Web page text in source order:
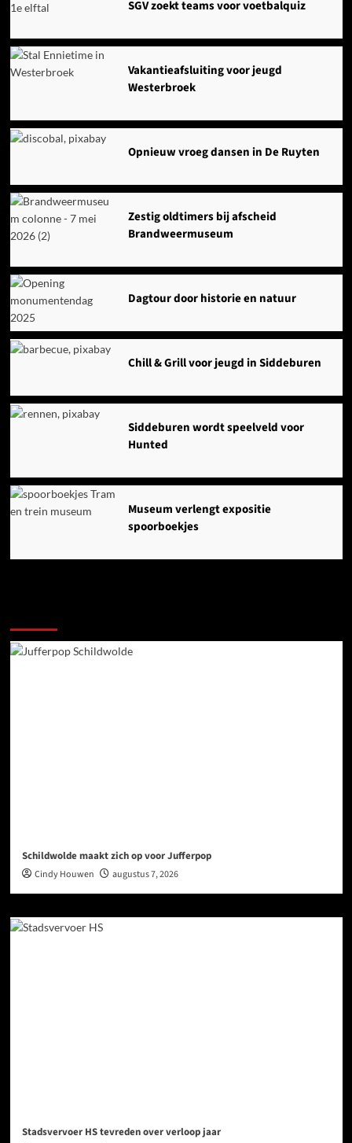
SGV zoekt teams voor voetbalquiz
Vakantieafsluiting voor jeugd
Westerbroek
Opnieuw vroeg dansen in De Ruyten
Zestig oldtimers bij afscheid
Brandweermuseum
Dagtour door historie en natuur
Chill & Grill voor jeugd in Siddeburen
Siddeburen wordt speelveld voor
Hunted
Museum verlengt expositie
spoorboekjes
Schildwolde maakt zich op voor Jufferpop
Cindy Houwen augustus 7, 2026
Stadsvervoer HS tevreden over verloop jaar